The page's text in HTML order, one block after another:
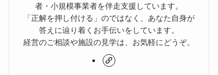
者・小規模事業者を伴走支援しています。
「正解を押し付ける」のではなく、あなた自身が
答えに辿り着くお手伝いをしています。
経営のご相談や施設の見学は、お気軽にどうぞ。